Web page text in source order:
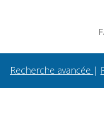
Recherche avancée |